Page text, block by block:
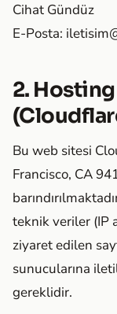
Cihat Gündüz
E-Posta:
2.
Bu web sitesi
Francisco, CA
teknik veriler (IP
ziyaret edilen
sunucularına
gereklidir.